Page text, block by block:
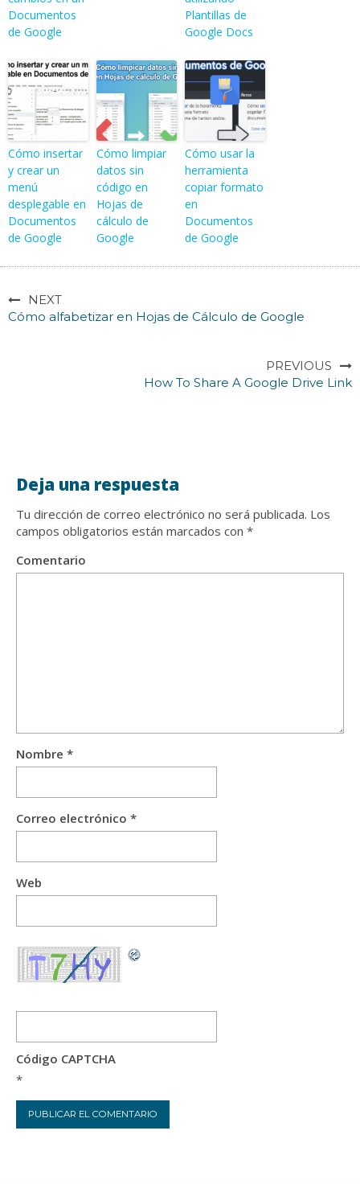
Documentos
de Google
Plantillas de
Google Docs
Cómo insertar
y crear un
menú
desplegable en
Documentos
de Google
Cómo limpiar
datos sin
código en
Hojas de
cálculo de
Google
Cómo usar la
herramienta
copiar formato
en
Documentos
de Google
NEXT
Cómo alfabetizar en Hojas de Cálculo de Google
PREVIOUS
How To Share A Google Drive Link
Deja una respuesta
Tu dirección de correo electrónico no será publicada. Los
campos obligatorios están marcados con *
Comentario
Nombre *
Correo electrónico *
Web
Código CAPTCHA
*